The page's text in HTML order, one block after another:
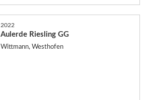
2022
Aulerde Riesling GG
Wittmann, Westhofen